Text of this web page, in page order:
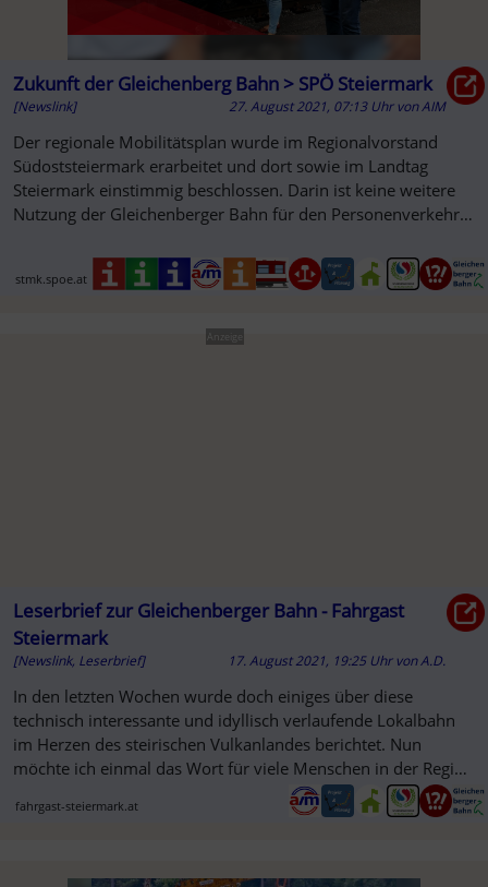
Zukunft der Gleichenberg Bahn > SPÖ Steiermark
[Newslink] 27. August 2021, 07:13 Uhr vonAIM
Der regionale Mobilitätsplan wurde im Regionalvorstand
Südoststeiermark erarbeitet und dort sowie im Landtag
Steiermark einstimmig beschlossen. Darin ist keine weitere
Nutzung der Gleichenberger Bahn für den Personenverkehr
stmk.spoe.at
Anzeige
Leserbrief zur Gleichenberger Bahn - Fahrgast
Steiermark
[Newslink, Leserbrief] 17. August 2021, 19:25 Uhr vonA.D.
In den letzten Wochen wurde doch einiges über diese
technisch interessante und idyllisch verlaufende Lokalbahn
im Herzen des steirischen Vulkanlandes berichtet. Nun
möchte ich einmal das Wort für viele Menschen in der Region
fahrgast-steiermark.at